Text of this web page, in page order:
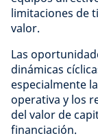
limitaciones de
valor.
Las
dinámicas
especialmente
operativa y los
del valor de
financiación.